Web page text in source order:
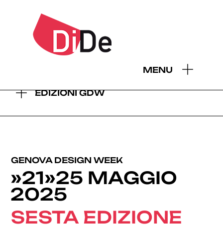
MENU
EDIZIONI GDW
GENOVA DESIGN WEEK
»21»25 MAGGIO
2025
SESTA EDIZIONE
2026 2025 2024 2023 2022 2021 2019